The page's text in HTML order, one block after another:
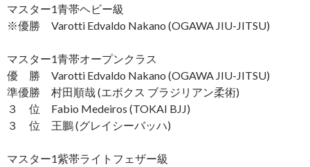
マスター1青帯ヘビー級
※優勝 Varotti Edvaldo Nakano (OGAWA JIU-JITSU)
マスター1青帯オープンクラス
優 勝 Varotti Edvaldo Nakano (OGAWA JIU-JITSU)
準優勝 村田順哉 (エボクス ブラジリアン柔術)
３ 位 Fabio Medeiros (TOKAI BJJ)
３ 位 王鵬 (グレイシーバッハ)
マスター1紫帯ライトフェザー級